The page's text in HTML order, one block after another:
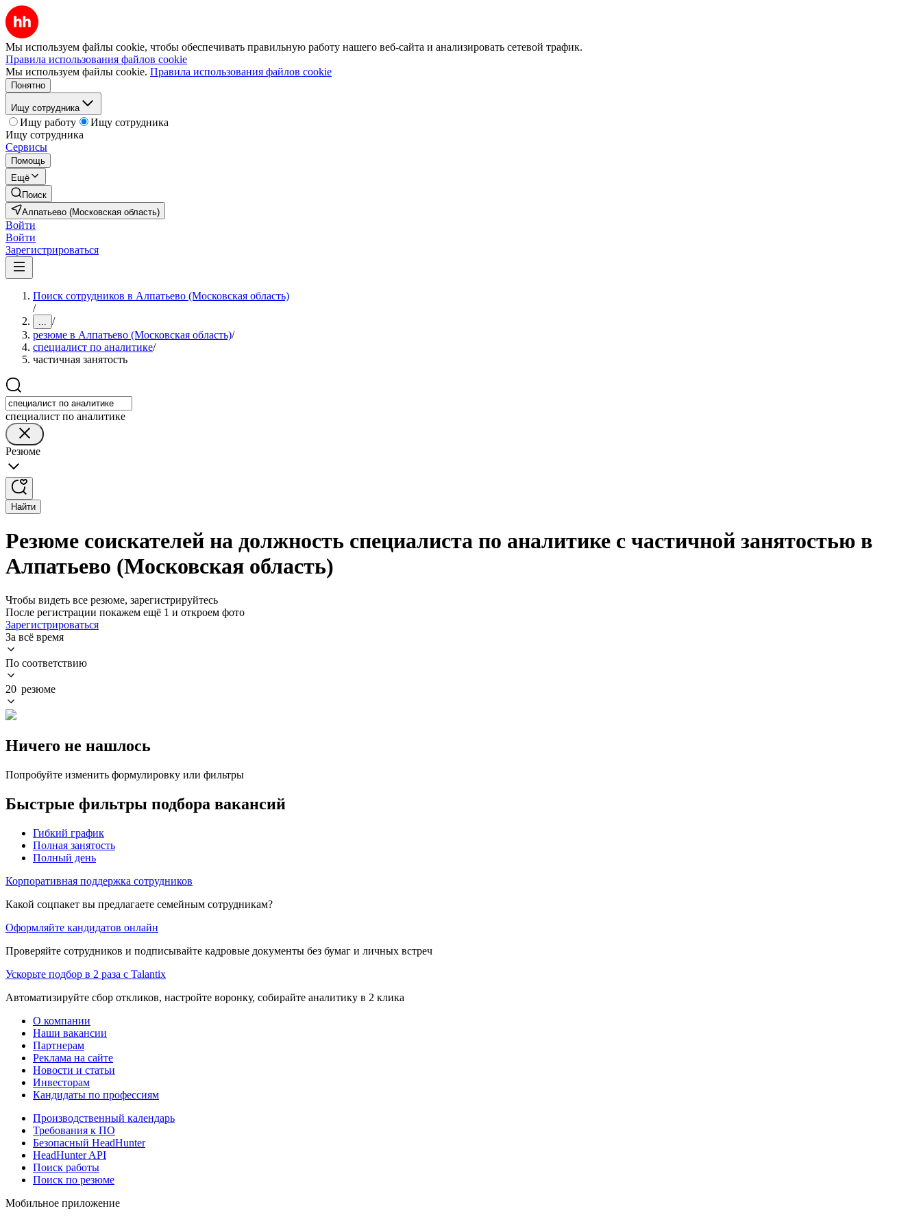
Мы используем файлы cookie, чтобы обеспечивать правильную работу нашего веб-сайта и анализировать сетевой трафик.
Правила использования файлов cookie
Мы используем файлы cookie. Правила использования файлов cookie
Понятно
Ищу сотрудника
Ищу работу
Ищу сотрудника
Ищу сотрудника
Сервисы
Помощь
Ещё
Поиск
Алпатьево (Московская область)
Войти
Войти
Зарегистрироваться
Поиск сотрудников в Алпатьево (Московская область)
/
... /
резюме в Алпатьево (Московская область)/
специалист по аналитике/
частичная занятость
специалист по аналитике
Резюме
Найти
Резюме соискателей на должность специалиста по аналитике с частичной занятостью в
Алпатьево (Московская область)
Чтобы видеть все резюме, зарегистрируйтесь
После регистрации покажем ещё 1 и откроем фото
Зарегистрироваться
За всё время
По соответствию
20 резюме
Ничего не нашлось
Попробуйте изменить формулировку или фильтры
Быстрые фильтры подбора вакансий
Гибкий график
Полная занятость
Полный день
Корпоративная поддержка сотрудников
Какой соцпакет вы предлагаете семейным сотрудникам?
Оформляйте кандидатов онлайн
Проверяйте сотрудников и подписывайте кадровые документы без бумаг и личных встреч
Ускорьте подбор в 2 раза с Talantix
Автоматизируйте сбор откликов, настройте воронку, собирайте аналитику в 2 клика
О компании
Наши вакансии
Партнерам
Реклама на сайте
Новости и статьи
Инвесторам
Кандидаты по профессиям
Производственный календарь
Требования к ПО
Безопасный HeadHunter
HeadHunter API
Поиск работы
Поиск по резюме
Мобильное приложение